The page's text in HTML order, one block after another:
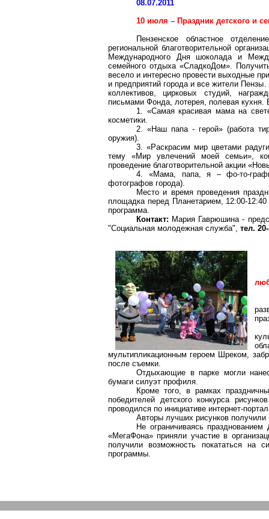
08.07.2011
10 июля – Праздник детского и
Пензенское областное
региональной благотворительной
Международного Дня шоколада и
семейного отдыха «СладкоДом».
весело и интересно провести выходные
и предприятий города и все жители
коллективов, цирковых студий,
письмами Фонда, лотерея, полевая кухня.
1. «Самая красивая мама на
косметики.
2. «Наш папа - герой» (работа
оружия).
3. «Раскрасим мир цветами
тему «Мир увлечений моей семьи»,
проведение благотворительной акции
4. «Мама, папа, я – фо-то-
фотографов города).
Место и время проведения
площадка перед Планетарием, 12:00-12:40
программа.
Контакт: Мария Гаврюшина -
"Социальная молодежная служба", тел.
мультипликационным героем Шреком,
после съемки.
Отдыхающие в парке могли
бумаги силуэт профиля.
Кроме того, в рамках
победителей детского конкурса
проводился по инициативе интернет-
Авторы лучших рисунков получили
Не ограничиваясь
«МегаФона» приняли участие в
получили возможность покататься на
программы.